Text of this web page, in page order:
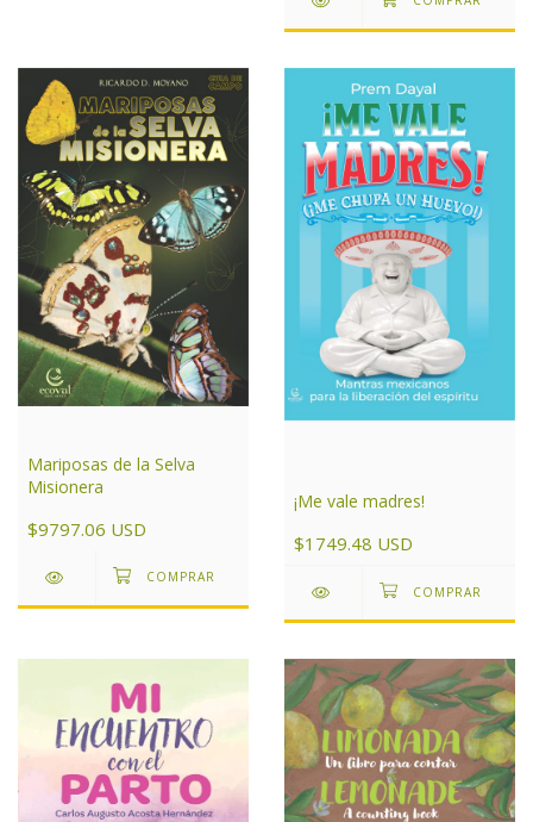
Mariposas de la Selva
Misionera
$9797.06 USD
¡Me vale madres!
$1749.48 USD